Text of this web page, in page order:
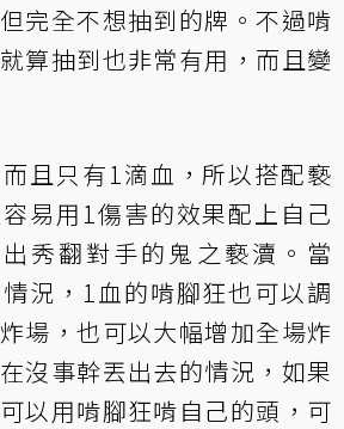
完全不想抽到的牌。不過啃
算抽到也非常有用，而且變
且只有1滴血，所以搭配褻
易用1傷害的效果配上自己
秀翻對手的鬼之褻瀆。當
況，1血的啃腳狂也可以調
場，也可以大幅增加全場炸
沒事幹丟出去的情況，如果
以用啃腳狂啃自己的頭，可